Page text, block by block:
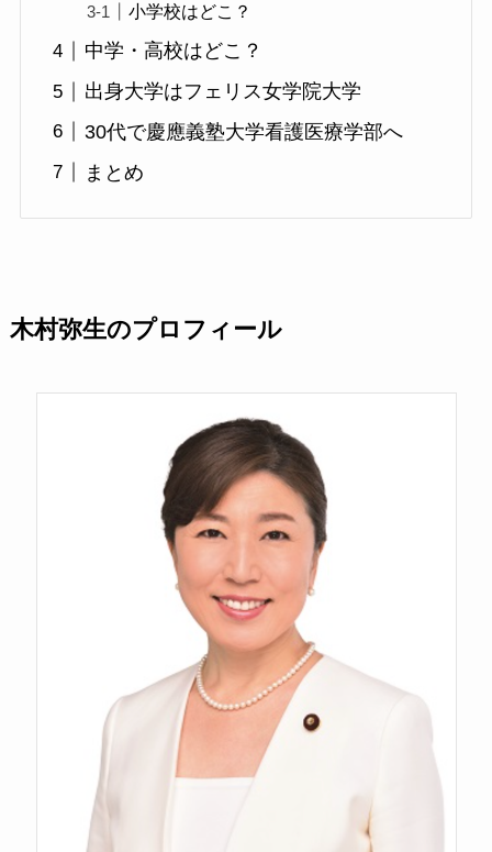
小学校はどこ？
中学・高校はどこ？
出身大学はフェリス女学院大学
30代で慶應義塾大学看護医療学部へ
まとめ
木村弥生のプロフィール